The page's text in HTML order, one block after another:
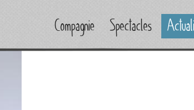
Compagnie Spectacles